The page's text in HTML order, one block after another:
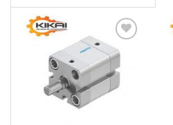
Thêm
to
wishlist